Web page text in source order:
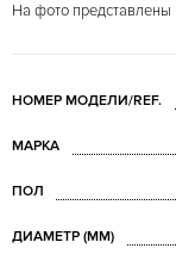
На фото
НОМЕР МОДЕЛИ/REF.
МАРКА
ПОЛ
ДИАМЕТР (MM)